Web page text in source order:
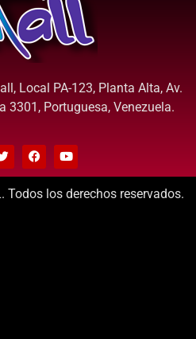
Local PA-123, Planta Alta, Av.
3301, Portuguesa, Venezuela.
Todos los derechos reservados.